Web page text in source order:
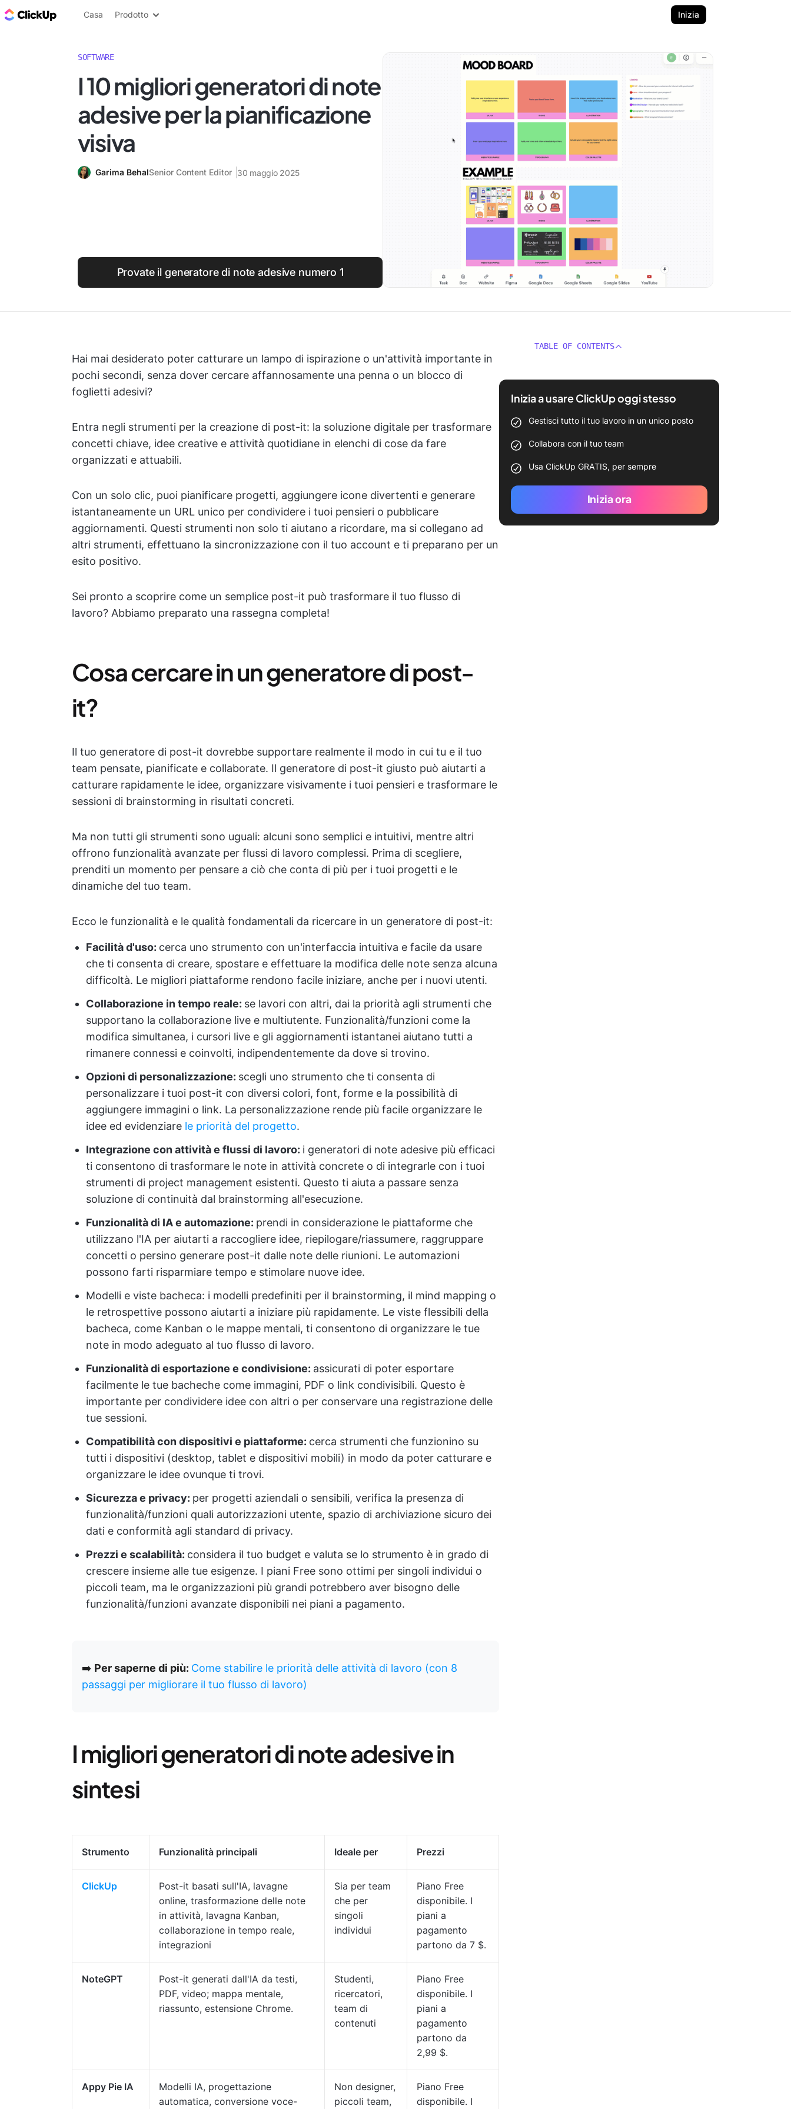
Blog di ClickUp
Casa Prodotto Inizia
SOFTWARE
I 10 migliori generatori di note
adesive per la pianificazione
visiva
Garima BehalSenior Content Editor 30 maggio 2025
Provate il generatore di note adesive numero 1
Hai mai desiderato poter catturare un lampo di ispirazione o un'attività importante in
pochi secondi, senza dover cercare affannosamente una penna o un blocco di
foglietti adesivi?
Entra negli strumenti per la creazione di post-it: la soluzione digitale per trasformare
concetti chiave, idee creative e attività quotidiane in elenchi di cose da fare
organizzati e attuabili.
Con un solo clic, puoi pianificare progetti, aggiungere icone divertenti e generare
istantaneamente un URL unico per condividere i tuoi pensieri o pubblicare
aggiornamenti. Questi strumenti non solo ti aiutano a ricordare, ma si collegano ad
altri strumenti, effettuano la sincronizzazione con il tuo account e ti preparano per un
esito positivo.
Sei pronto a scoprire come un semplice post-it può trasformare il tuo flusso di
lavoro? Abbiamo preparato una rassegna completa!
Cosa cercare in un generatore di post-
it?
Il tuo generatore di post-it dovrebbe supportare realmente il modo in cui tu e il tuo
team pensate, pianificate e collaborate. Il generatore di post-it giusto può aiutarti a
catturare rapidamente le idee, organizzare visivamente i tuoi pensieri e trasformare le
sessioni di brainstorming in risultati concreti.
Ma non tutti gli strumenti sono uguali: alcuni sono semplici e intuitivi, mentre altri
offrono funzionalità avanzate per flussi di lavoro complessi. Prima di scegliere,
prenditi un momento per pensare a ciò che conta di più per i tuoi progetti e le
dinamiche del tuo team.
Ecco le funzionalità e le qualità fondamentali da ricercare in un generatore di post-it:
Facilità d'uso: cerca uno strumento con un'interfaccia intuitiva e facile da usare
che ti consenta di creare, spostare e effettuare la modifica delle note senza alcuna
difficoltà. Le migliori piattaforme rendono facile iniziare, anche per i nuovi utenti.
Collaborazione in tempo reale: se lavori con altri, dai la priorità agli strumenti che
supportano la collaborazione live e multiutente. Funzionalità/funzioni come la
modifica simultanea, i cursori live e gli aggiornamenti istantanei aiutano tutti a
rimanere connessi e coinvolti, indipendentemente da dove si trovino.
Opzioni di personalizzazione: scegli uno strumento che ti consenta di
personalizzare i tuoi post-it con diversi colori, font, forme e la possibilità di
aggiungere immagini o link. La personalizzazione rende più facile organizzare le
idee ed evidenziare le priorità del progetto.
Integrazione con attività e flussi di lavoro: i generatori di note adesive più efficaci
ti consentono di trasformare le note in attività concrete o di integrarle con i tuoi
strumenti di project management esistenti. Questo ti aiuta a passare senza
soluzione di continuità dal brainstorming all'esecuzione.
Funzionalità di IA e automazione: prendi in considerazione le piattaforme che
utilizzano l'IA per aiutarti a raccogliere idee, riepilogare/riassumere, raggruppare
concetti o persino generare post-it dalle note delle riunioni. Le automazioni
possono farti risparmiare tempo e stimolare nuove idee.
Modelli e viste bacheca: i modelli predefiniti per il brainstorming, il mind mapping o
le retrospettive possono aiutarti a iniziare più rapidamente. Le viste flessibili della
bacheca, come Kanban o le mappe mentali, ti consentono di organizzare le tue
note in modo adeguato al tuo flusso di lavoro.
Funzionalità di esportazione e condivisione: assicurati di poter esportare
facilmente le tue bacheche come immagini, PDF o link condivisibili. Questo è
importante per condividere idee con altri o per conservare una registrazione delle
tue sessioni.
Compatibilità con dispositivi e piattaforme: cerca strumenti che funzionino su
tutti i dispositivi (desktop, tablet e dispositivi mobili) in modo da poter catturare e
organizzare le idee ovunque ti trovi.
Sicurezza e privacy: per progetti aziendali o sensibili, verifica la presenza di
funzionalità/funzioni quali autorizzazioni utente, spazio di archiviazione sicuro dei
dati e conformità agli standard di privacy.
Prezzi e scalabilità: considera il tuo budget e valuta se lo strumento è in grado di
crescere insieme alle tue esigenze. I piani Free sono ottimi per singoli individui o
piccoli team, ma le organizzazioni più grandi potrebbero aver bisogno delle
funzionalità/funzioni avanzate disponibili nei piani a pagamento.
➡️ Per saperne di più: Come stabilire le priorità delle attività di lavoro (con 8
passaggi per migliorare il tuo flusso di lavoro)
I migliori generatori di note adesive in
sintesi
Strumento Funzionalità principali Ideale per Prezzi
ClickUp
Post-it basati sull'IA, lavagne
online, trasformazione delle note
in attività, lavagna Kanban,
collaborazione in tempo reale,
integrazioni
Sia per team
che per
singoli
individui
Piano Free
disponibile. I
piani a
pagamento
partono da 7 $.
NoteGPT
Post-it generati dall'IA da testi,
PDF, video; mappa mentale,
riassunto, estensione Chrome.
Studenti,
ricercatori,
team di
contenuti
Piano Free
disponibile. I
piani a
pagamento
partono da
2,99 $.
Appy Pie IA
Modelli IA, progettazione
automatica, conversione voce-
Non designer,
piccoli team,
Piano Free
disponibile. I
TABLE OF CONTENTS
Inizia a usare ClickUp oggi stesso
Gestisci tutto il tuo lavoro in un unico posto
Collabora con il tuo team
Usa ClickUp GRATIS, per sempre
Inizia ora